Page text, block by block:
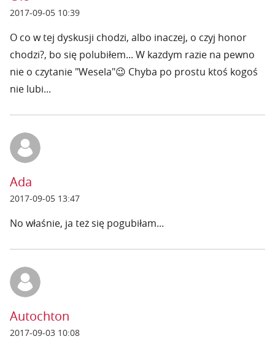
2017-09-05 10:39
O co w tej dyskusji chodzi, albo inaczej, o czyj honor
chodzi?, bo się polubiłem... W kazdym razie na pewno
nie o czytanie "Wesela"😉 Chyba po prostu ktoś kogoś
nie lubi...
Ada
2017-09-05 13:47
No właśnie, ja też się pogubiłam...
Autochton
2017-09-03 10:08